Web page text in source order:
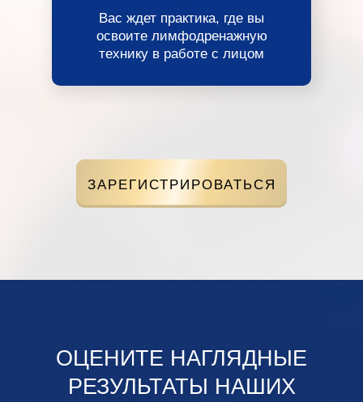
Вас ждет практика, где вы
освоите лимфодренажную
технику в работе с лицом
ЗАРЕГИСТРИРОВАТЬСЯ
ОЦЕНИТЕ НАГЛЯДНЫЕ
РЕЗУЛЬТАТЫ НАШИХ